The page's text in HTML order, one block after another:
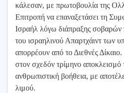
κάλεσαν, με πρωτοβουλία της
Επιτροπή να επαναξετάσει τη
Ισραήλ λόγω διάπραξης
του ισραηλινού Απαρτχάιντ των
απορρέουν από το Διεθνές Δίκαιο.
στον σχεδόν τρίμηνο αποκλεισμό
ανθρωπιστική βοήθεια, με
λιμού.